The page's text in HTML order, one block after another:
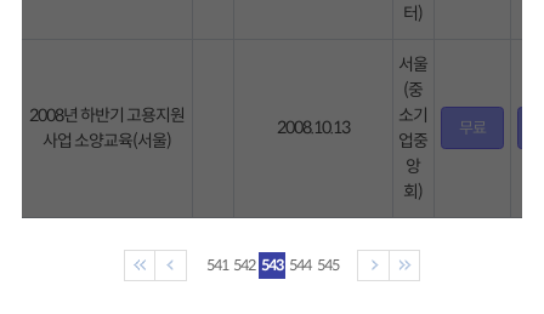
터)
2008년 하반기 고용지원
사업 소양교육(서울)
2008.10.13
서울
(중
소기
업중
앙
회)
무료
541 542 543 544 545